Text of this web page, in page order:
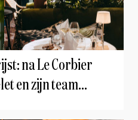
en zijn team
wedergeboorte